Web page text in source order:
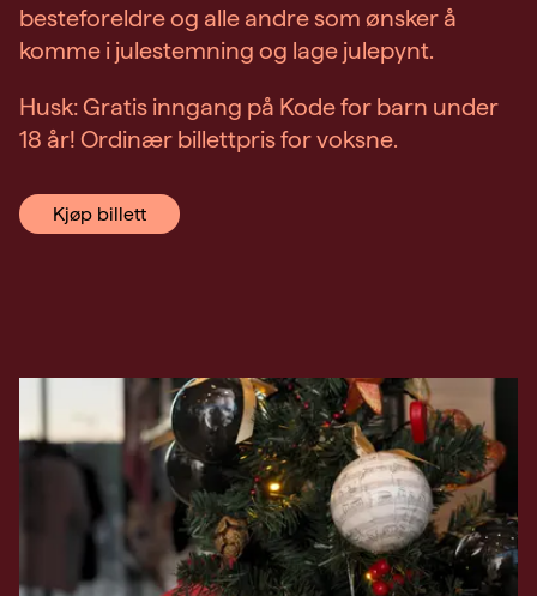
besteforeldre og alle andre som ønsker å
komme i julestemning og lage julepynt.
Husk: Gratis inngang på Kode for barn under
18 år! Ordinær billettpris for voksne.
Kjøp billett